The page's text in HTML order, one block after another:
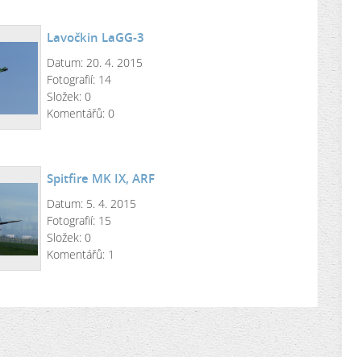
Lavočkin LaGG-3
Datum: 20. 4. 2015
Fotografií: 14
Složek: 0
Komentářů: 0
Spitfire MK IX, ARF
Datum: 5. 4. 2015
Fotografií: 15
Složek: 0
Komentářů: 1